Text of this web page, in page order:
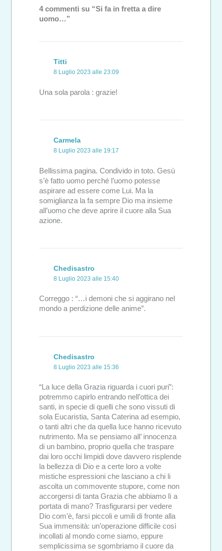
4 commenti su “Si fa in fretta a dire
uomo…”
Titti
8 Luglio 2023 alle 23:09
Una sola parola : grazie!
Carmela
8 Luglio 2023 alle 19:17
Bellissima pagina. Condivido in toto. Gesù
s’è fatto uomo perché l’uomo potesse
aspirare ad essere come Lui. Ma la
somiglianza la fa sempre Dio ma insieme
all’uomo che deve aprire il cuore alla Sua
azione.
Chedisastro
8 Luglio 2023 alle 15:40
Correggo : “…i demoni che si aggirano nel
mondo a perdizione delle anime”.
Chedisastro
8 Luglio 2023 alle 15:36
“La luce della Grazia riguarda i cuori puri”:
potremmo capirlo entrando nell’ottica dei
santi, in specie di quelli che sono vissuti di
sola Eucaristia, Santa Caterina ad esempio,
o tanti altri che da quella luce hanno ricevuto
nutrimento. Ma se pensiamo all’ innocenza
di un bambino, proprio quella che traspare
dai loro occhi limpidi dove davvero risplende
la bellezza di Dio e a certe loro a volte
mistiche espressioni che lasciano a chi li
ascolta un commovente stupore, come non
accorgersi di tanta Grazia che abbiamo lì a
portata di mano? Trasfigurarsi per vedere
Dio com’è, farsi piccoli e umili di fronte alla
Sua immensità: un’operazione difficile così
incollati al mondo come siamo, eppure
semplicissima se sgombriamo il cuore da